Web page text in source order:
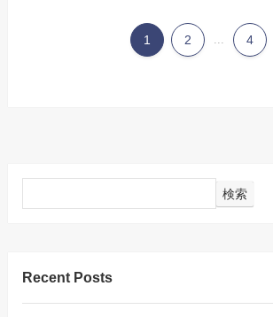
1 2 ... 4
検索
Recent Posts